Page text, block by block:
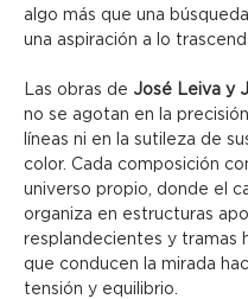
algo más que una
una aspiración a lo
Las obras de José Leiva y
no se agotan en la
líneas ni en la sutileza de
color. Cada composición
universo propio, donde el
organiza en estructuras
resplandecientes y tramas
que conducen la mirada
tensión y equilibrio.